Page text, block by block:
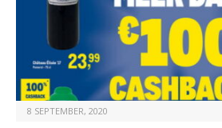
8 SEPTEMBER, 2020